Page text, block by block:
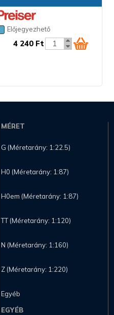
Előjegyezhető
4 240 Ft
MÉRET
G (Méretarány: 1:22.5)
H0 (Méretarány: 1:87)
H0em (Méretarány: 1:87)
TT (Méretarány: 1:120)
N (Méretarány: 1:160)
Z (Méretarány: 1:220)
Egyéb
EGYÉB